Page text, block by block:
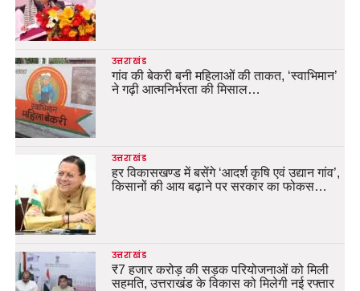
उत्तराखंड
गांव की बेकरी बनी महिलाओं की ताकत, ‘स्वाभिमान’
ने गढ़ी आत्मनिर्भरता की मिसाल…
उत्तराखंड
हर विकासखण्ड में बसेंगे ‘आदर्श कृषि एवं उद्यान गांव’,
किसानों की आय बढ़ाने पर सरकार का फोकस…
उत्तराखंड
₹7 हजार करोड़ की सड़क परियोजनाओं को मिली
सहमति, उत्तराखंड के विकास को मिलेगी नई रफ्तार